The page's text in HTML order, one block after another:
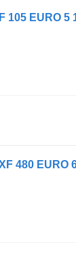
105 EURO
480